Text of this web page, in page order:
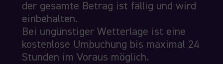
der gesamte Betrag ist fällig und wird
einbehalten.
Bei ungünstiger Wetterlage ist eine
kostenlose Umbuchung bis maximal 24
Stunden im Voraus möglich.